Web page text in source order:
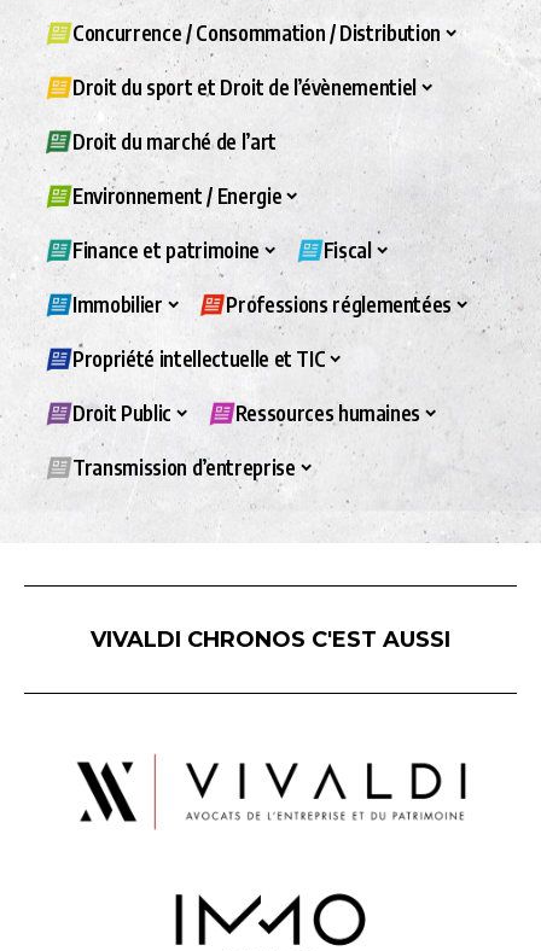
Concurrence / Consommation / Distribution
Droit du sport et Droit de l’évènementiel
Droit du marché de l’art
Environnement / Energie
Finance et patrimoine Fiscal
Immobilier Professions réglementées
Propriété intellectuelle et TIC
Droit Public Ressources humaines
Transmission d’entreprise
VIVALDI CHRONOS C'EST AUSSI